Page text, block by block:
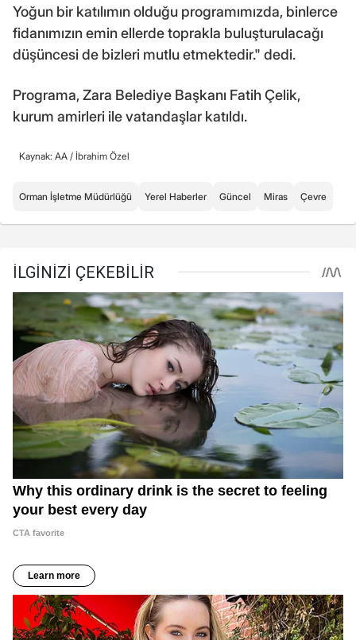
Yoğun bir katılımın olduğu programımızda, binlerce
fidanımızın emin ellerde toprakla buluşturulacağı
düşüncesi de bizleri mutlu etmektedir." dedi.
Programa, Zara Belediye Başkanı Fatih Çelik,
kurum amirleri ile vatandaşlar katıldı.
Kaynak: AA / İbrahim Özel
Orman İşletme Müdürlüğü Yerel Haberler Güncel Miras Çevre